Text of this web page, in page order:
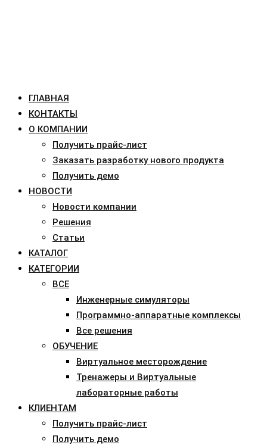
ГЛАВНАЯ
КОНТАКТЫ
О КОМПАНИИ
Получить прайс-лист
Заказать разработку нового продукта
Получить демо
НОВОСТИ
Новости компании
Решения
Статьи
КАТАЛОГ
КАТЕГОРИИ
ВСЕ
Инженерные симуляторы
Программно-аппаратные комплексы
Все решения
ОБУЧЕНИЕ
Виртуальное месторождение
Тренажеры и Виртуальные
лабораторные работы
КЛИЕНТАМ
Получить прайс-лист
Получить демо